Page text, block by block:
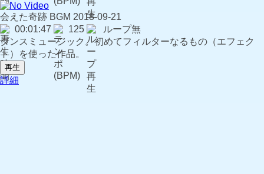
会えた奇跡 BGM 2018-09-21
00:01:47
125
ループ無
ダンスミュージック。初めてフィルターなるもの（エフェク
ト）を使った作品。
再生
詳細